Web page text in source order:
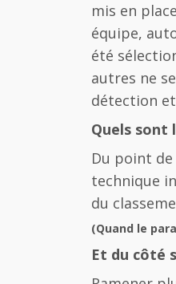
mis en
équipe,
été
autres ne
détection
Quels sont
Du point
technique
du
(Quand le
Et du côté